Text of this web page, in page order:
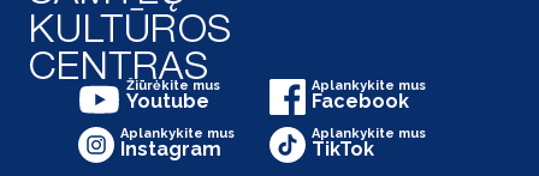
Žiūrėkite mus
Youtube
Aplankykite mus
Facebook
Aplankykite mus
Instagram
Aplankykite mus
TikTok